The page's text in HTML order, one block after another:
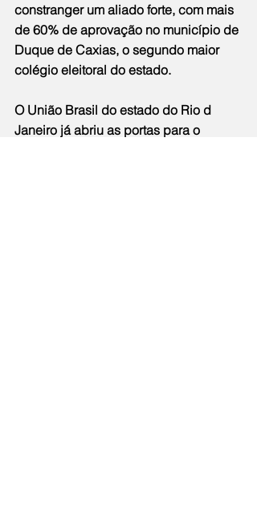
constranger um aliado forte, com mais
de 60% de aprovação no município de
Duque de Caxias, o segundo maior
colégio eleitoral do estado.
O União Brasil do estado do Rio d
Janeiro já abriu as portas para o